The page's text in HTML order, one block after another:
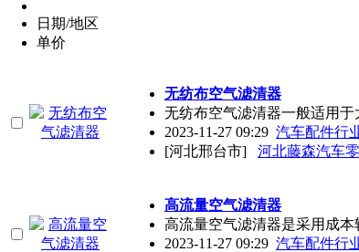
日期/地区
单价
无纺布空气滤清器
无纺布空气滤清器一般适用
2023-11-27 09:29 汽车配件行
[河北邢台市]
河北藤森汽车
高流量空气滤清器
高流量空气滤清器是采用成
2023-11-27 09:29 汽车配件行